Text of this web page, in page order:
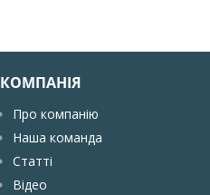
КОМПАНІЯ
Про компанію
Наша команда
Статті
Відео